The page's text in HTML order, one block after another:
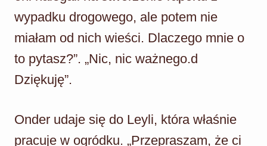
wypadku drogowego, ale potem nie
miałam od nich wieści. Dlaczego mnie o
to pytasz?”. „Nic, nic ważnego.d
Dziękuję”.
Onder udaje się do Leyli, która właśnie
pracuje w ogródku. „Przepraszam, że ci